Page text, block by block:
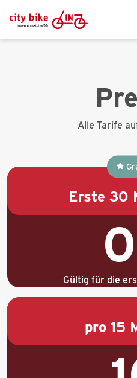
Alle Tarife
Erste 30
Gültig für die
pro 15